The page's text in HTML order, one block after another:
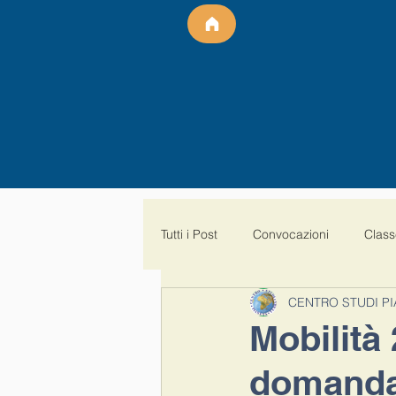
Tutti i Post Convocazioni
Aspettative malattia al 100%
SalvaPrecariBis Paritaria
Mobilità
CENTRO STUDI